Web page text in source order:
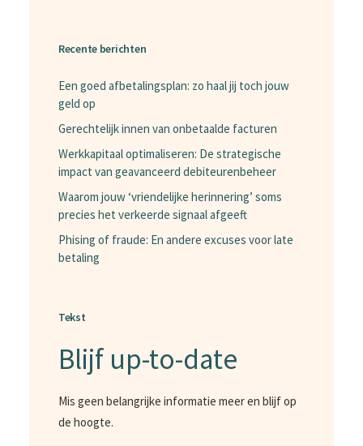
Recente berichten
Een goed afbetalingsplan: zo haal jij toch jouw
geld op
Gerechtelijk innen van onbetaalde facturen
Werkkapitaal optimaliseren: De strategische
impact van geavanceerd debiteurenbeheer
Waarom jouw ‘vriendelijke herinnering’ soms
precies het verkeerde signaal afgeeft
Phising of fraude: En andere excuses voor late
betaling
Tekst
Blijf up-to-date
Mis geen belangrijke informatie meer en blijf op
de hoogte.